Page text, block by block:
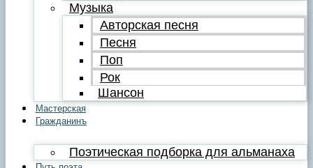
Музыка
Авторская песня
Песня
Поп
Рок
Шансон
Мастерская
Гражданинъ
Поэтическая подборка для альманаха